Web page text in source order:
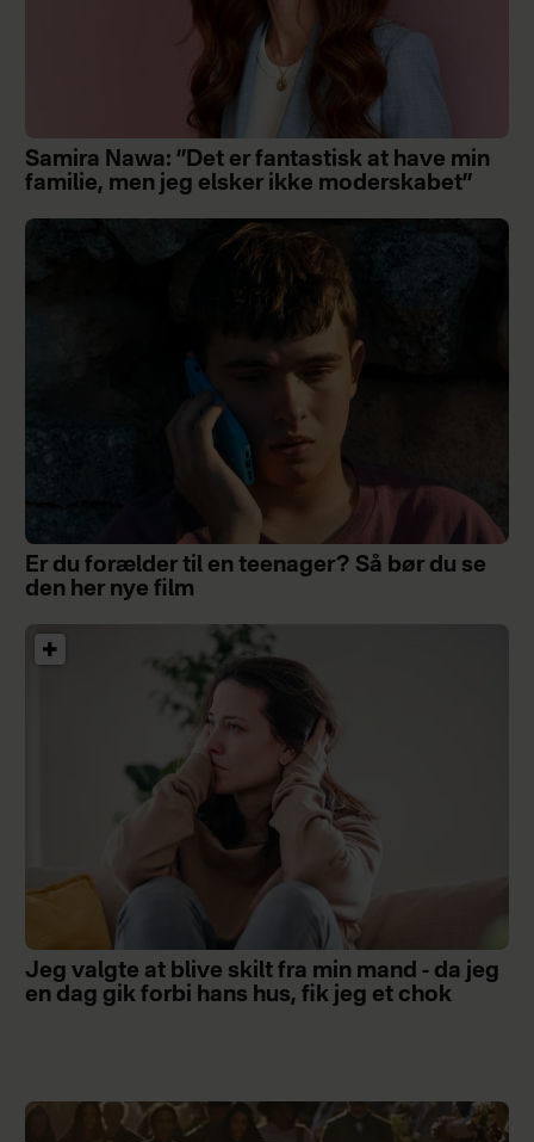
Samira Nawa: ”Det er fantastisk at have min
familie, men jeg elsker ikke moderskabet”
Er du forælder til en teenager? Så bør du se
den her nye film
Jeg valgte at blive skilt fra min mand - da jeg
en dag gik forbi hans hus, fik jeg et chok